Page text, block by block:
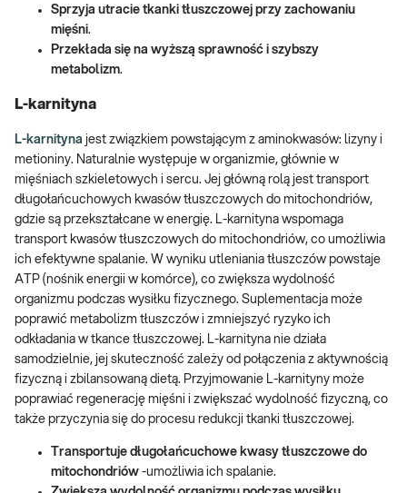
Sprzyja utracie tkanki tłuszczowej przy zachowaniu
mięśni.
Przekłada się na wyższą sprawność i szybszy
metabolizm.
L-karnityna
L-karnityna jest związkiem powstającym z aminokwasów: lizyny i
metioniny. Naturalnie występuje w organizmie, głównie w
mięśniach szkieletowych i sercu. Jej główną rolą jest transport
długołańcuchowych kwasów tłuszczowych do mitochondriów,
gdzie są przekształcane w energię. L-karnityna wspomaga
transport kwasów tłuszczowych do mitochondriów, co umożliwia
ich efektywne spalanie. W wyniku utleniania tłuszczów powstaje
ATP (nośnik energii w komórce), co zwiększa wydolność
organizmu podczas wysiłku fizycznego. Suplementacja może
poprawić metabolizm tłuszczów i zmniejszyć ryzyko ich
odkładania w tkance tłuszczowej. L-karnityna nie działa
samodzielnie, jej skuteczność zależy od połączenia z aktywnością
fizyczną i zbilansowaną dietą. Przyjmowanie L-karnityny może
poprawiać regenerację mięśni i zwiększać wydolność fizyczną, co
także przyczynia się do procesu redukcji tkanki tłuszczowej.
Transportuje długołańcuchowe kwasy tłuszczowe do
mitochondriów -umożliwia ich spalanie.